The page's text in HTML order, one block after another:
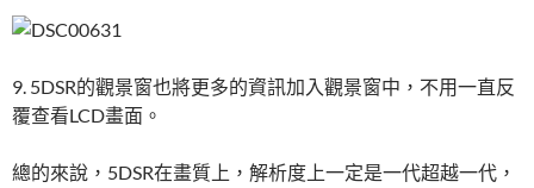
9. 5DSR的觀景窗也將更多的資訊加入觀景窗中，不用一直反
覆查看LCD畫面。
總的來說，5DSR在畫質上，解析度上一定是一代超越一代，